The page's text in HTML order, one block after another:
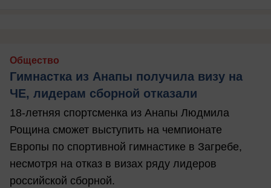
Общество
Гимнастка из Анапы получила визу на
ЧЕ, лидерам сборной отказали
18-летняя спортсменка из Анапы Людмила
Рощина сможет выступить на чемпионате
Европы по спортивной гимнастике в Загребе,
несмотря на отказ в визах ряду лидеров
российской сборной.